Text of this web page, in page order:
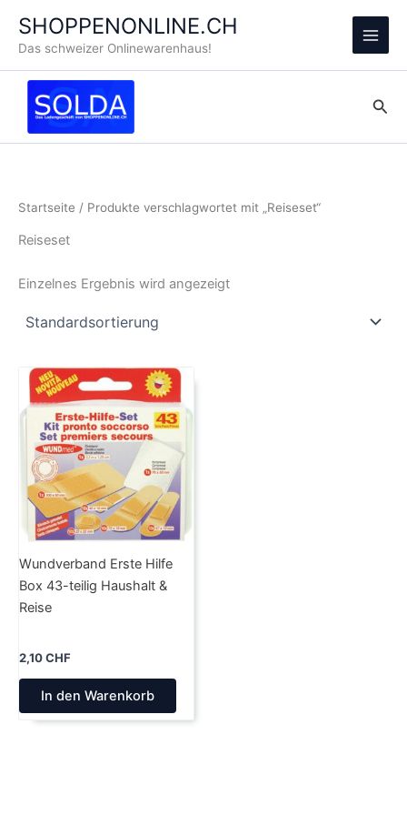
Inhalt
springen
SHOPPENONLINE.CH
Das schweizer Onlinewarenhaus!
Main
Startseite / Produkte verschlagwortet mit „Reiseset“
Reiseset
Einzelnes Ergebnis wird angezeigt
Wundverband Erste Hilfe
Box 43-teilig Haushalt &
Reise
2,10CHF
In den Warenkorb